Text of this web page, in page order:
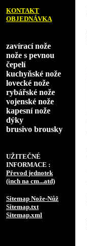
KONTAKT
OBJEDNÁVKA
zavírací nože
nože s pevnou
čepelí
kuchyňské nože
lovecké nože
rybářské nože
vojenské nože
kapesní nože
dýky
brusivo brousky
UŽITEČNÉ
INFORMACE :
Převod jednotek
(inch na cm...atd)
Sitemap Nože-Nůž
Sitemap.txt
Sitemap.xml